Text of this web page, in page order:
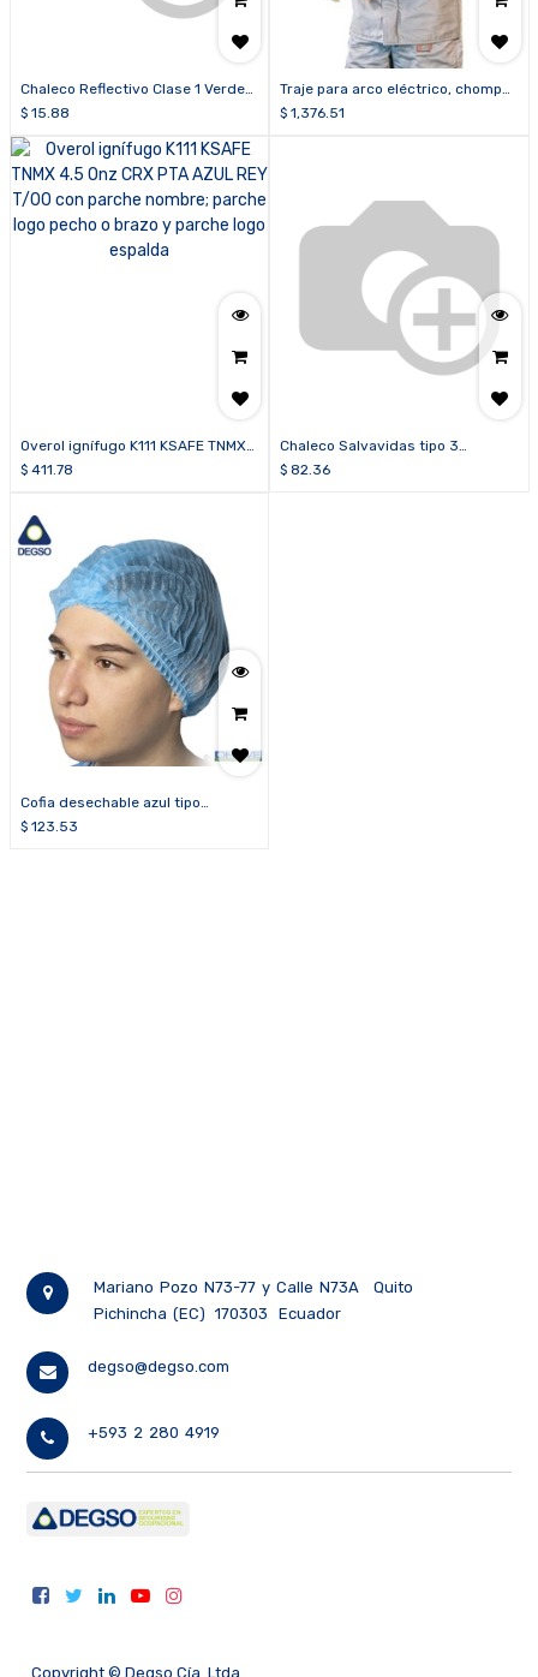
Chaleco Reflectivo Clase 1 Verde
con Cierre
$ 15.88
Traje para arco eléctrico, chompa,
overol y escafandra
$ 1,376.51
Overol ignífugo K111 KSAFE TNMX
4.5 Onz CRX PTA AZUL REY T/00
espalda
$ 411.78
Chaleco Salvavidas tipo 3
KASTESA color naranja
$ 82.36
Cofia desechable azul tipo
acordeón (paquete de 2000
$ 123.53
Mariano Pozo N73-77 y Calle N73A
Quito
Pichincha (EC)
170303 Ecuador
degso@degso.com
+593 2 280 4919
Copyright © Degso Cía. Ltda.